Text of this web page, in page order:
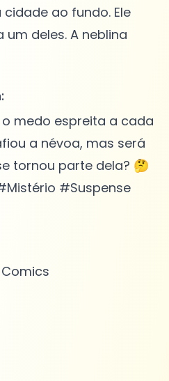
ao fundo. Ele
deles. A neblina
medo espreita a cada
a névoa, mas será
tornou parte dela? 🤔
#Suspense